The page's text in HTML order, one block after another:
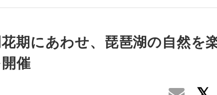
期にあわせ、琵琶湖の自然を
催